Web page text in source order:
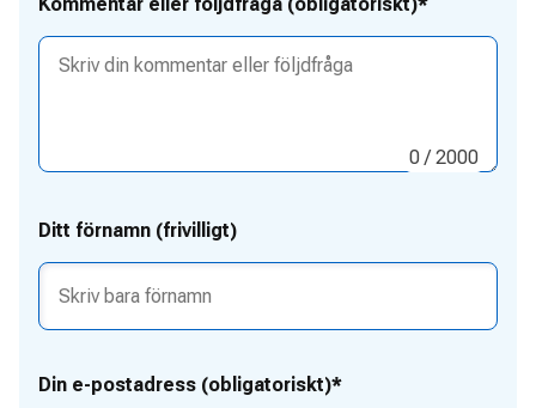
Kommentar eller följdfråga (obligatoriskt)*
0/ 2000
Ditt förnamn (frivilligt)
Din e-postadress (obligatoriskt)*